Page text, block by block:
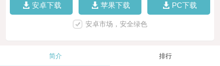
安卓下载 苹果下载 PC下载
安卓市场，安全绿色
简介 排行